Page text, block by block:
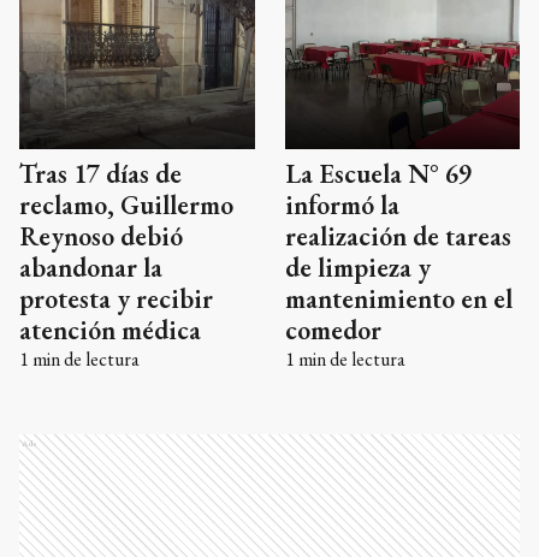
Tras 17 días de
reclamo, Guillermo
Reynoso debió
abandonar la
protesta y recibir
atención médica
1 min de lectura
La Escuela N° 69
informó la
realización de tareas
de limpieza y
mantenimiento en el
comedor
1 min de lectura
Ads